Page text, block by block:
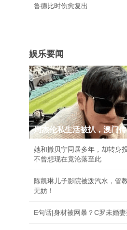
鲁德比时伤愈复出
娱乐要闻
周杰伦私生活被扒，澳门
她和撒贝宁同居多年，却转身
不曾想现在竟沦落至此
陈凯琳儿子影院被泼汽水，管
无妨！
E句话|身材被网暴？C罗未婚